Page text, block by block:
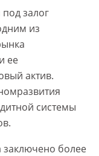
залог
из
ее
актив.
системы
заключено более